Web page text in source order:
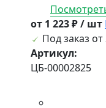
от 1 223 ₽ / шт
Под заказ от
Артикул:
ЦБ-00002825